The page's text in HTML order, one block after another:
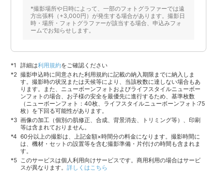
*撮影場所や日時によって、一部のフォトグラファーでは遠
方出張料（+3,000円）が発生する場合があります。撮影日
時・場所・フォトグラファーが該当する場合、申込みフォ
ームでお知らせします。
詳細は利用規約をご確認ください
撮影申込時に同意された利用規約に記載の納入期限までに納入しま
す。撮影時の状況または天候等により、当該枚数に達しない場合もあ
ります。また、ニューボーンフォトおよびライフスタイルニューボー
ンフォトの場合、お子様の安全を最優先に進行するため、基準枚数
（ニューボーンフォト：40枚、ライフスタイルニューボーンフォト:75
枚）を下回る可能性があります。
画像の加工（個別の肌修正、合成、背景消去、トリミング等）、印刷
等は含まれておりません。
60分以上の撮影は、上記金額×時間分の料金になります。撮影時間に
は、機材・セットの設置等を含む撮影準備・片付けの時間も含まれま
す。
このサービスは個人利用向けサービスです。商用利用の場合はサービ
スが異なります。詳しくはこちら